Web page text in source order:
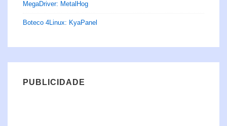
MegaDriver: MetalHog
Boteco 4Linux: KyaPanel
PUBLICIDADE